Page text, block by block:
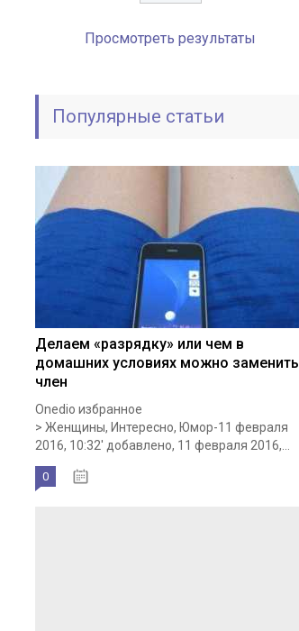
Просмотреть результаты
Популярные статьи
Делаем «разрядку» или чем в
домашних условиях можно заменить
член
Onedio избранное
> Женщины, Интересно, Юмор-11 февраля
2016, 10:32' добавлено, 11 февраля 2016,...
0